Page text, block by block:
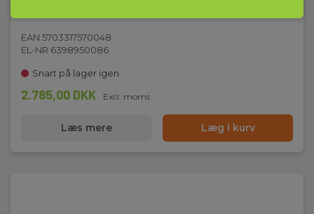
EAN 5703317570048
EL-NR 6398950086
Snart på lager igen
2.785,00 DKK Excl. moms
Læs mere Læg i kurv